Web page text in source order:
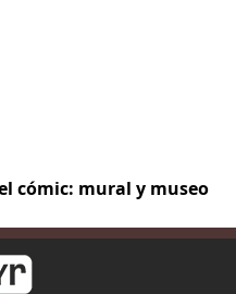
cómic: mural y museo